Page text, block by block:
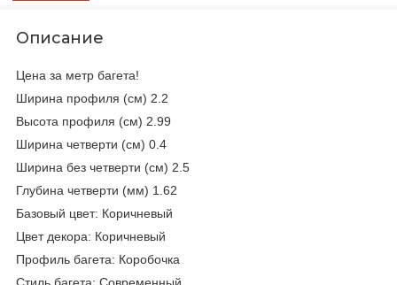
Описание
Цена за метр багета!
Ширина профиля (см) 2.2
Высота профиля (см) 2.99
Ширина четверти (см) 0.4
Ширина без четверти (см) 2.5
Глубина четверти (мм) 1.62
Базовый цвет: Коричневый
Цвет декора: Коричневый
Профиль багета: Коробочка